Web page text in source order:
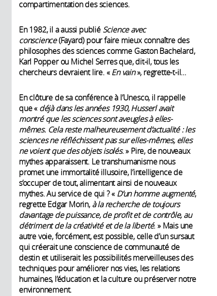
compartimentation des sciences.
En 1982, il a aussi publié Science avec
conscience(Fayard) pour faire mieux connaître des
philosophes des sciences comme Gaston Bachelard,
Karl Popper ou Michel Serres que, dit-il, tous les
chercheurs devraient lire. «En vain», regrette-t-il…
En clôture de sa conférence à l’Unesco, il rappelle
que « déjà dans les années 1930, Husserl avait
montré que les sciences sont aveugles à elles-
mêmes. Cela reste malheureusement d’actualité : les
sciences ne réfléchissent pas sur elles-mêmes, elles
ne voient que des objets isolés. » Pire, de nouveaux
mythes apparaissent. Le transhumanisme nous
promet une immortalité illusoire, l’intelligence de
s’occuper de tout, alimentant ainsi de nouveaux
mythes. Au service de qui ? « D’un homme augmenté,
regrette Edgar Morin, à la recherche de toujours
davantage de puissance, de profit et de contrôle, au
détriment de la créativité et de la liberté. » Mais une
autre voie, forcément, est possible, celle d’un sursaut
qui créerait une conscience de communauté de
destin et utiliserait les possibilités merveilleuses des
techniques pour améliorer nos vies, les relations
humaines, l’éducation et la culture ou préserver notre
environnement.